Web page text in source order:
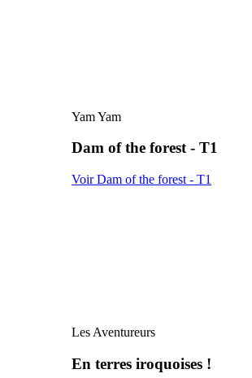
Yam Yam
Dam of the forest - T1
Voir Dam of the forest - T1
Les Aventureurs
En terres iroquoises !